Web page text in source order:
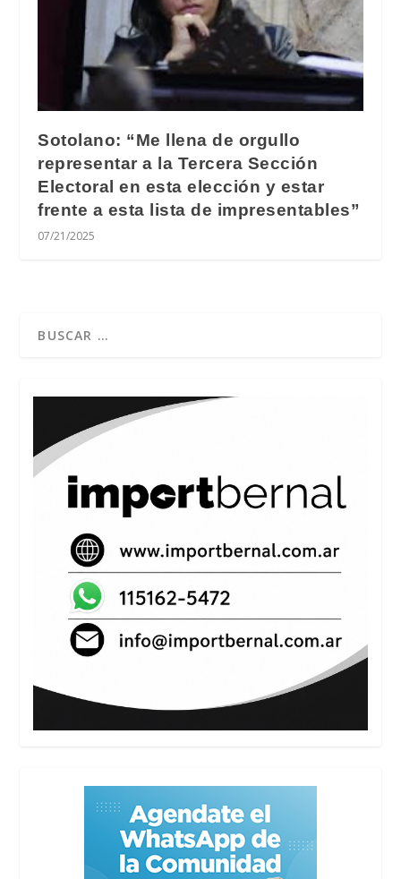
Sotolano: “Me llena de orgullo
representar a la Tercera Sección
Electoral en esta elección y estar
frente a esta lista de impresentables”
07/21/2025